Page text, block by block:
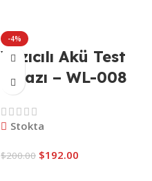
-4%
Yazıcılı Akü Test
Cihazı – WL-008
Stokta
$200.00 $192.00